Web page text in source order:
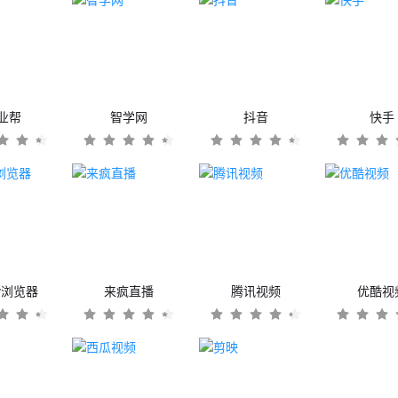
帮 智学网 抖音 快手
览器 来疯直播 腾讯视频 优酷视